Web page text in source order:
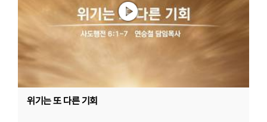
위기는 또 다른 기회